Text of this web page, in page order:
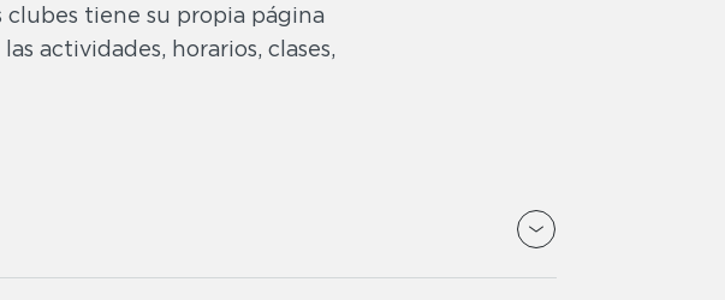
clubes tiene su propia página
actividades, horarios, clases,